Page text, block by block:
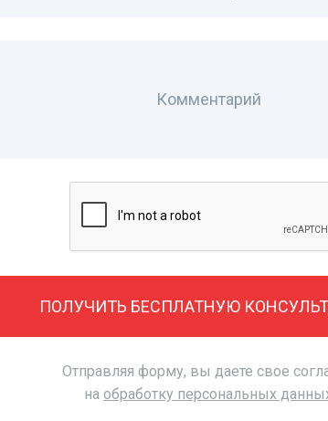
Комментарий
ПОЛУЧИТЬ БЕСПЛАТНУЮ
Отправляя форму, вы даете свое
на обработку персональных